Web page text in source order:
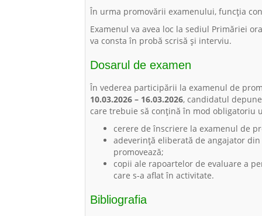
În urma promovării examenului, funcția
Examenul va avea loc la sediul Primăriei
va consta în probă scrisă și interviu.
Dosarul de examen
În vederea participării la examenul de
10.03.2026 – 16.03.2026, candidatul
care trebuie să conțină în mod obligatoriu
cerere de înscriere la examenul de
adeverință eliberată de angajator
promovează;
copii ale rapoartelor de evaluare a
care s-a aflat în activitate.
Bibliografia